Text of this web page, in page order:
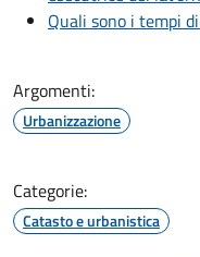
Quali sono i tempi
Argomenti:
Urbanizzazione
Categorie:
Catasto e urbanistica